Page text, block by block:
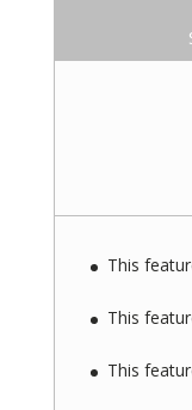
This
This
This